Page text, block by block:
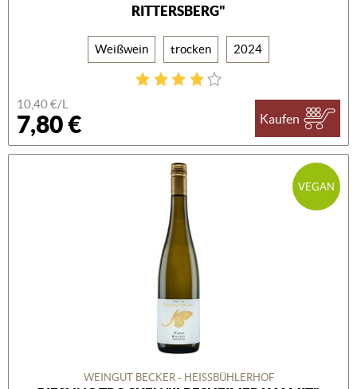
RITTERSBERG"
Weißwein trocken 2024
10,40 €/L
7,80 € Kaufen
VEGAN
WEINGUT BECKER - HEISSBÜHLERHOF